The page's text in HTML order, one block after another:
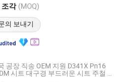
각 (MOQ)
의 보내기
이후 2016
공장 직송 OEM 지원 D341X Pn16
시트 대구경 부드러운 시트 주철 웜
Trading Co., Ltd.